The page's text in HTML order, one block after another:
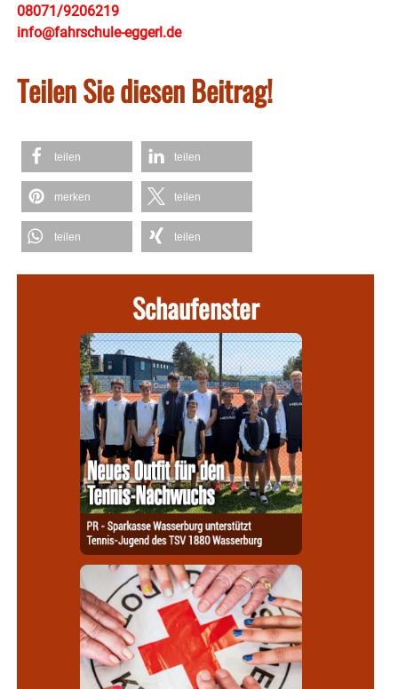
08071/9206219
info@fahrschule-eggerl.de
Teilen Sie diesen Beitrag!
teilen teilen
merken teilen
teilen teilen
Schaufenster